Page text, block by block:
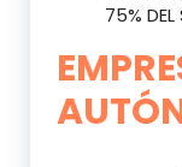
75% DEL